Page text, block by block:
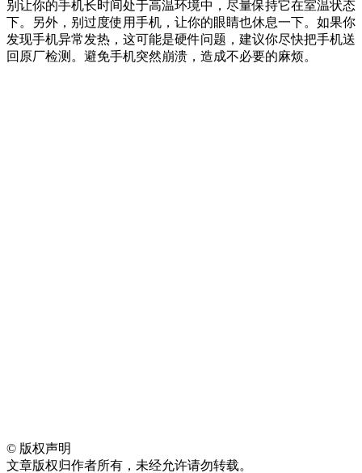
别让你的手机长时间处于高温环境中，尽量保持它在室温状态
下。另外，别过度使用手机，让你的眼睛也休息一下。如果你
发现手机异常发热，这可能是硬件问题，建议你尽快把手机送
回原厂检测。避免手机突然崩溃，造成不必要的麻烦。
© 版权声明
文章版权归作者所有，未经允许请勿转载。